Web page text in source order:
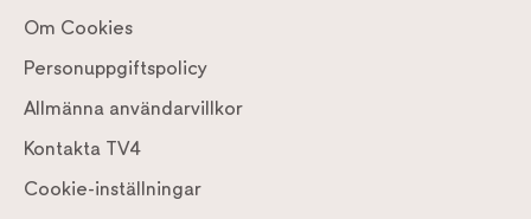
Om Cookies
Personuppgiftspolicy
Allmänna användarvillkor
Kontakta TV4
Cookie-inställningar